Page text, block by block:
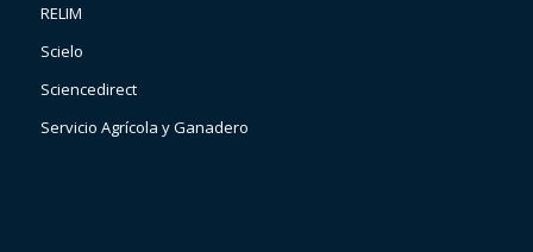
RELIM
Scielo
Sciencedirect
Servicio Agrícola y Ganadero